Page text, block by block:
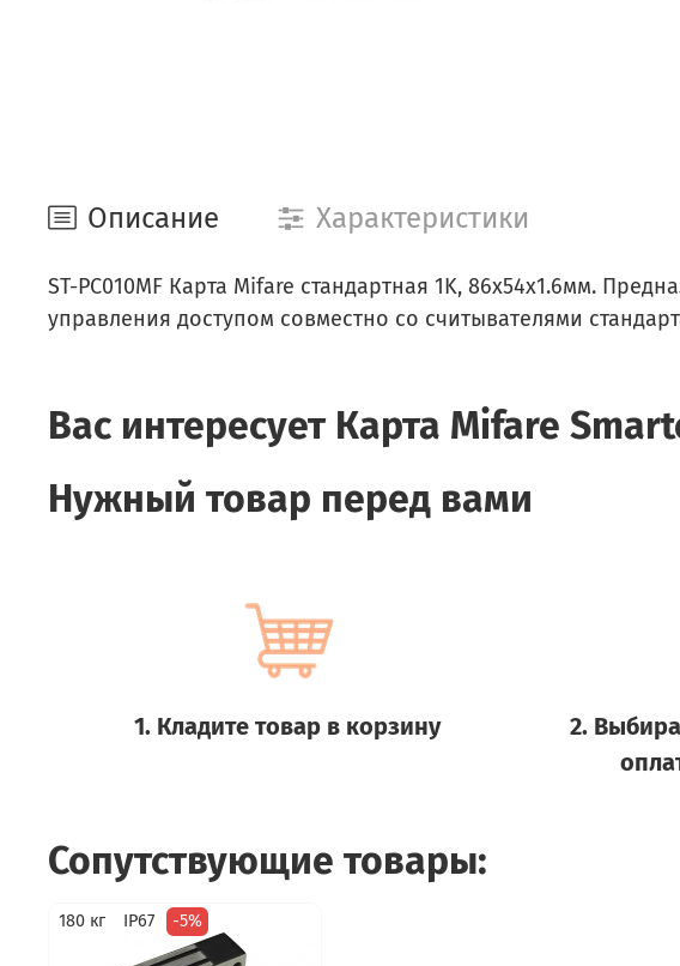
Описание Характеристики
ST-PC010MF Карта Mifare стандартная 1K, 86х54х1.6мм.
управления доступом совместно со считывателями
Вас интересует Карта Mifare
Нужный товар перед вами
1. Кладите товар в корзину
2.
Сопутствующие товары:
180 кг IP67 -5%